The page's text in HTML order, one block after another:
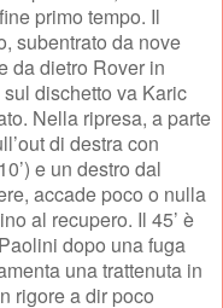
primo tempo. Il
subentrato da nove
da dietro Rover in
dischetto va Karic
Nella ripresa, a parte
di destra con
e un destro dal
accade poco o nulla
al recupero. Il 45’ è
dopo una fuga
una trattenuta in
rigore a dir poco